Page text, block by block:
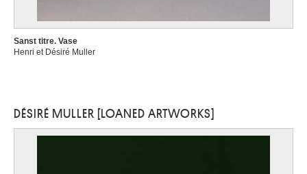
Sanst titre. Vase
Henri et Désiré Muller
DÉSIRÉ MULLER [LOANED ARTWORKS]